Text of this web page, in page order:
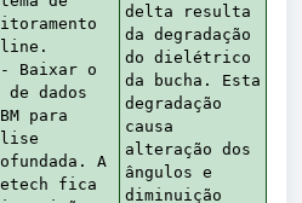
line.
Baixar o
de dados
para
A
fica
delta resulta
da degradação
do dielétrico
da bucha. Esta
degradação
causa
alteração dos
ângulos e
diminuição